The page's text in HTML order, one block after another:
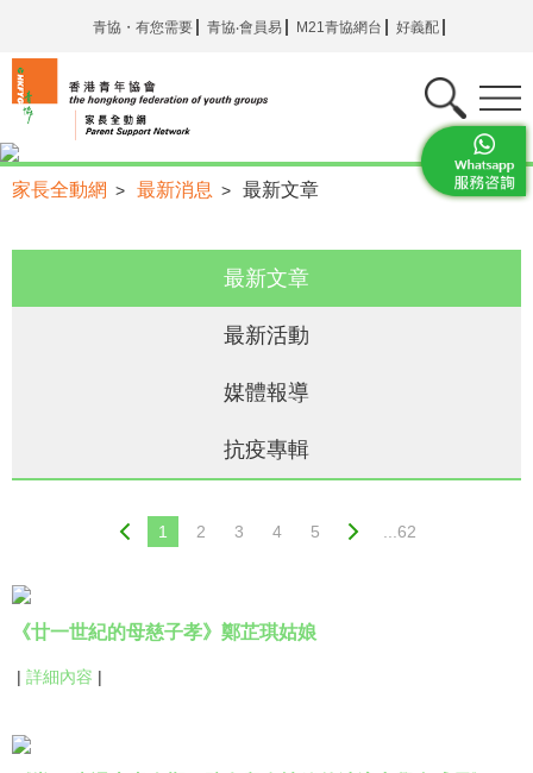
青協・有您需要 青協‧會員易 M21青協網台 好義配
家長全動網 > 最新消息 > 最新文章
最新文章
最新活動
媒體報導
抗疫專輯
1 2 3 4 5 ...62
《廿一世紀的母慈子孝》鄭芷琪姑娘
| 詳細內容 |